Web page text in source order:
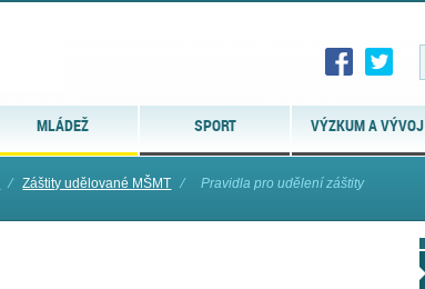
MLÁDEŽ SPORT VÝZKUM A VÝVOJ
⁄ Záštity udělované MŠMT ⁄ Pravidla pro udělení záštity